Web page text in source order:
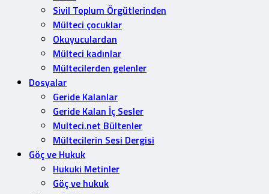
Sivil Toplum Örgütlerinden
Mülteci çocuklar
Okuyuculardan
Mülteci kadınlar
Mültecilerden gelenler
Dosyalar
Geride Kalanlar
Geride Kalan İç Sesler
Multeci.net Bültenler
Mültecilerin Sesi Dergisi
Göç ve Hukuk
Hukuki Metinler
Göç ve hukuk